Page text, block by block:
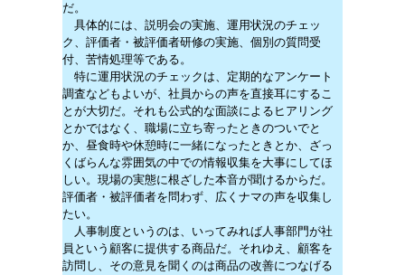
だ。
具体的には、説明会の実施、運用状況のチェッ
ク、評価者・被評価者研修の実施、個別の質問受
付、苦情処理等である。
特に運用状況のチェックは、定期的なアンケート
調査などもよいが、社員からの声を直接耳にするこ
とが大切だ。それも公式的な面談によるヒアリング
とかではなく、職場に立ち寄ったときのついでと
か、昼食時や休憩時に一緒になったときとか、ざっ
くばらんな雰囲気の中での情報収集を大事にしてほ
しい。現場の実態に根ざした本音が聞けるからだ。
評価者・被評価者を問わず、広くナマの声を収集し
たい。
人事制度というのは、いってみれば人事部門が社
員という顧客に提供する商品だ。それゆえ、顧客を
訪問し、その意見を聞くのは商品の改善につなげる